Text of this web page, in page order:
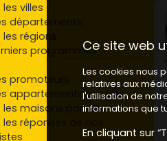
villes
départements
régions
programmes
promoteurs
appartements par ville
les maisons par ville
réponses de nos
Ce site web
Les cookies nous
relatives aux
l'utilisation de
informations que
En cliquant sur